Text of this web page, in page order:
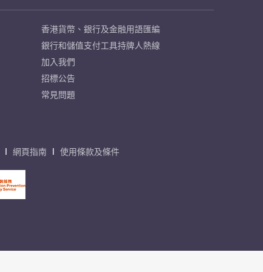
香港貨幣、銀行及金融用語匯編
銀行和儲值支付工具持牌人熱線
加入我們
招標公告
常見問題
網頁指南 使用條款及條件